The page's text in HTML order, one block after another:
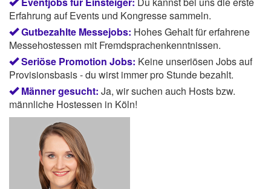
Erfahrung auf Events und Kongresse sammeln.
Gutbezahlte Messejobs: Hohes Gehalt für erfahrene
Messehostessen mit Fremdsprachenkenntnissen.
Seriöse Promotion Jobs: Keine unseriösen Jobs auf
Provisionsbasis - du wirst immer pro Stunde bezahlt.
Männer gesucht: Ja, wir suchen auch Hosts bzw.
männliche Hostessen in Köln!